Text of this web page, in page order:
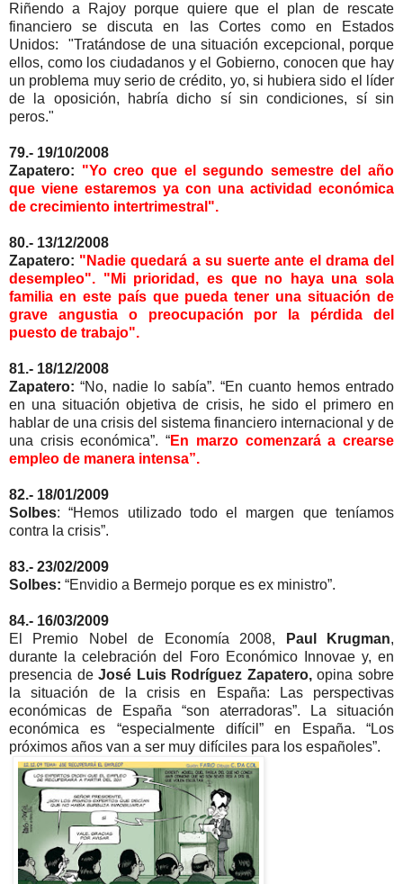
Riñendo a Rajoy porque quiere que el plan de rescate
financiero se discuta en las Cortes como en Estados
Unidos: "Tratándose de una situación excepcional, porque
ellos, como los ciudadanos y el Gobierno, conocen que hay
un problema muy serio de crédito, yo, si hubiera sido el líder
de la oposición, habría dicho sí sin condiciones, sí sin
peros."
79.- 19/10/2008
Zapatero: "Yo creo que el segundo semestre del año
que viene estaremos ya con una actividad económica
de crecimiento intertrimestral".
80.- 13/12/2008
Zapatero: "Nadie quedará a su suerte ante el drama del
desempleo". "Mi prioridad, es que no haya una sola
familia en este país que pueda tener una situación de
grave angustia o preocupación por la pérdida del
puesto de trabajo".
81.- 18/12/2008
Zapatero:“No, nadie lo sabía”. “En cuanto hemos entrado
en una situación objetiva de crisis, he sido el primero en
hablar de una crisis del sistema financiero internacional y de
una crisis económica”. “En marzo comenzará a crearse
empleo de manera intensa”.
82.- 18/01/2009
Solbes: “Hemos utilizado todo el margen que teníamos
contra la crisis”.
83.- 23/02/2009
Solbes: “Envidio a Bermejo porque es ex ministro”.
84.- 16/03/2009
El Premio Nobel de Economía 2008,
Paul Krugman,
durante la celebración del Foro Económico Innovae y, en
presencia deJosé Luis Rodríguez Zapatero,opina sobre
la situación de la crisis en España: Las perspectivas
económicas de España “son aterradoras”. La situación
económica es “especialmente difícil” en España. “Los
próximos años van a ser muy difíciles para los españoles”.